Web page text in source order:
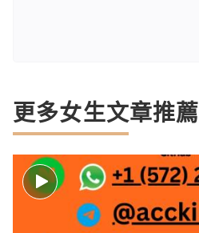
更多女生文章推薦